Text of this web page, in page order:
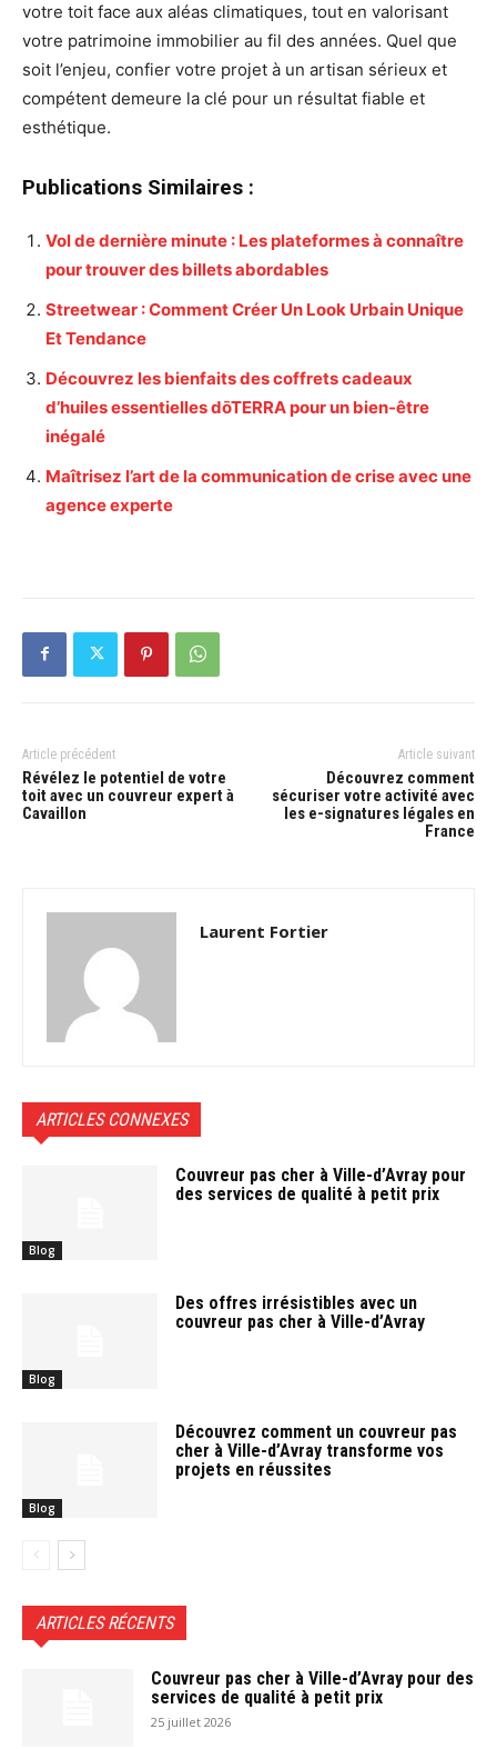
votre toit face aux aléas climatiques, tout en valorisant
votre patrimoine immobilier au fil des années. Quel que
soit l’enjeu, confier votre projet à un artisan sérieux et
compétent demeure la clé pour un résultat fiable et
esthétique.
Publications Similaires :
Vol de dernière minute : Les plateformes à connaître
pour trouver des billets abordables
Streetwear : Comment Créer Un Look Urbain Unique
Et Tendance
Découvrez les bienfaits des coffrets cadeaux
d’huiles essentielles dōTERRA pour un bien-être
inégalé
Maîtrisez l’art de la communication de crise avec une
agence experte
Article précédent
Révélez le potentiel de votre
toit avec un couvreur expert à
Cavaillon
Article suivant
Découvrez comment
sécuriser votre activité avec
les e-signatures légales en
France
Laurent Fortier
ARTICLES CONNEXES
Blog
Couvreur pas cher à Ville-d’Avray pour
des services de qualité à petit prix
Blog
Des offres irrésistibles avec un
couvreur pas cher à Ville-d’Avray
Blog
Découvrez comment un couvreur pas
cher à Ville-d’Avray transforme vos
projets en réussites
ARTICLES RÉCENTS
Couvreur pas cher à Ville-d’Avray pour des
services de qualité à petit prix
25 juillet 2026